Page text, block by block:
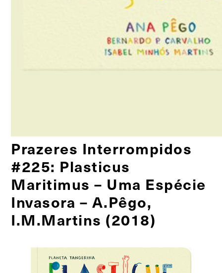
Prazeres Interrompidos
#225: Plasticus
Maritimus – Uma Espécie
Invasora – A.Pêgo,
I.M.Martins (2018)